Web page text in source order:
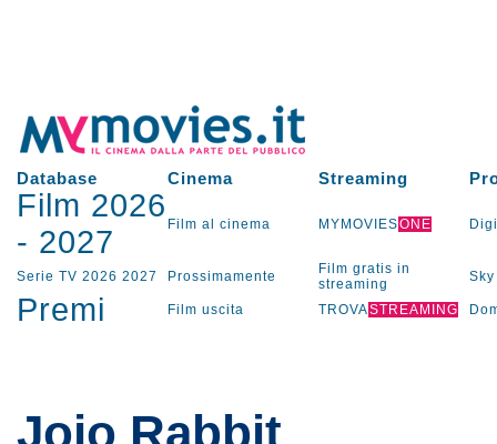
Database Cinema Streaming
Film 2026
- 2027 Film al cinema MYMOVIESONE
Serie TV 2026 2027 Prossimamente
Film gratis in
streaming
Sky
Premi Film uscita TROVASTREAMING
Jojo Rabbit